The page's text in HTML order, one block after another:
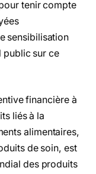
tenir compte
sensibilisation
public sur ce
financière à
liés à la
alimentaires,
de soin, est
des produits